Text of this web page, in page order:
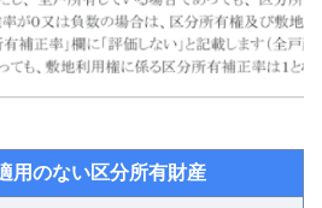
用のない区分所有財産